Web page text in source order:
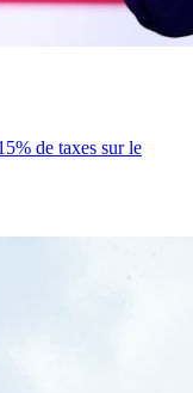
de taxes sur le